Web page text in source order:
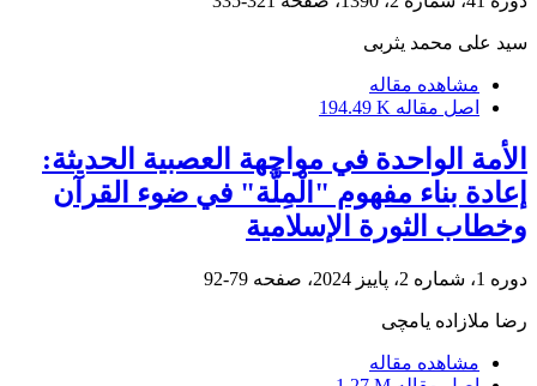
سید علی محمد یثربی
مشاهده مقاله
اصل مقاله 194.49 K
الأمة الواحدة في مواجهة العصبية الحديثة:
إعادة بناء مفهوم "الْمِلَّة" في ضوء القرآن
وخطاب الثورة الإسلامية
دوره 1، شماره 2، پاییز 2024، صفحه 79-92
رضا ملازاده یامچی
مشاهده مقاله